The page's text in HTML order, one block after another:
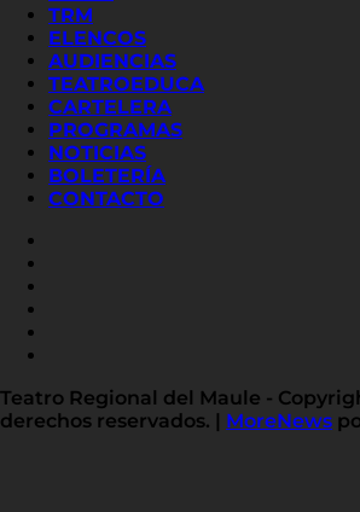
TRM
ELENCOS
AUDIENCIAS
TEATROEDUCA
CARTELERA
PROGRAMAS
NOTICIAS
BOLETERÍA
CONTACTO
Teatro Regional del Maule -
derechos reservados.
MoreNews